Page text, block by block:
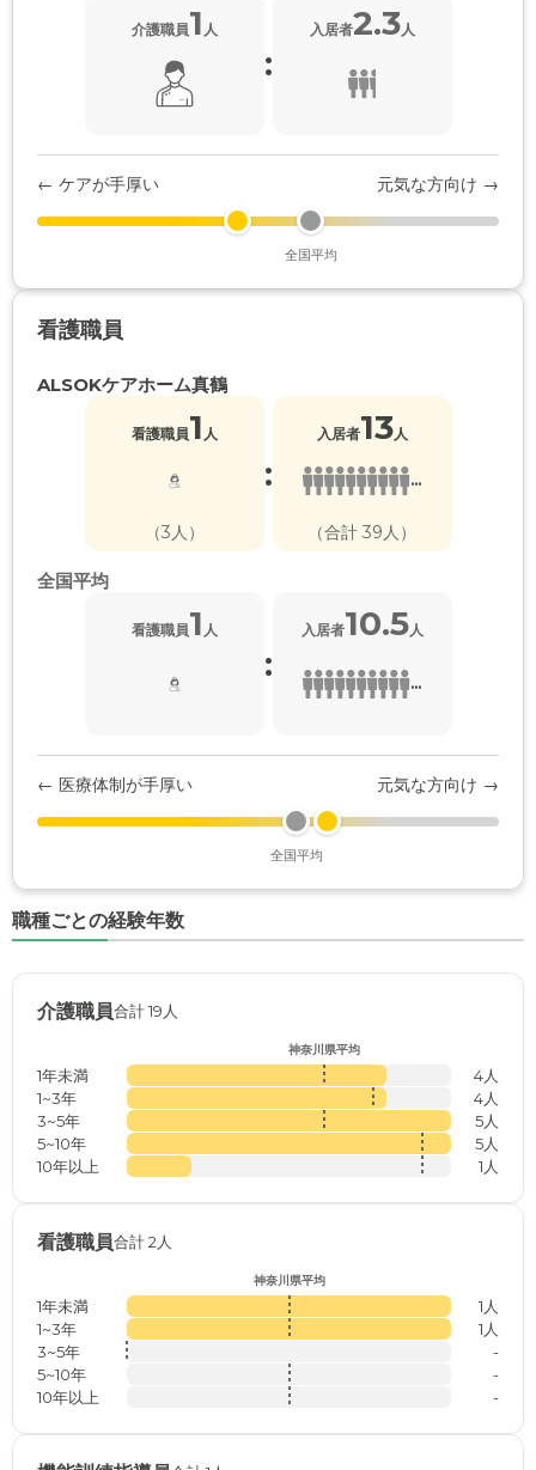
介護職員1 人
:
入居者2.3人
← ケアが手厚い 元気な方向け →
全国平均
看護職員
ALSOKケアホーム真鶴
看護職員1 人
（3人）
:
入居者13人
...
（合計 39人）
全国平均
看護職員1 人
:
入居者10.5人
...
← 医療体制が手厚い 元気な方向け →
全国平均
職種ごとの経験年数
介護職員合計 19人
神奈川県平均
1年未満
4人
1~3年
4人
3~5年
5人
5~10年
5人
10年以上
1人
看護職員合計 2人
神奈川県平均
1年未満
1人
1~3年
1人
3~5年
-
5~10年
-
10年以上
-